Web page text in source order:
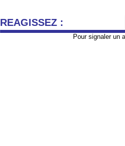
REAGISSEZ :
Pour signaler un